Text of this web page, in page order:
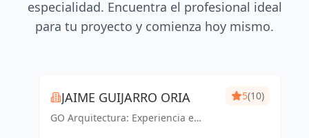
especialidad. Encuentra el profesional ideal
para tu proyecto y comienza hoy mismo.
JAIME GUIJARRO ORIA
GO Arquitectura: Experiencia e
5(10)